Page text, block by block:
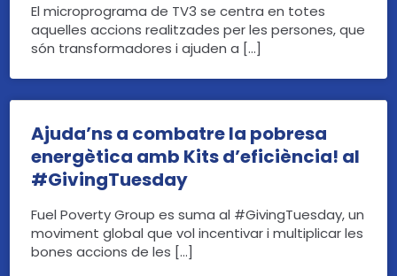
El microprograma de TV3 se centra en totes
aquelles accions realitzades per les persones, que
són transformadores i ajuden a […]
Ajuda’ns a combatre la pobresa
energètica amb Kits d’eficiència! al
#GivingTuesday
Fuel Poverty Group es suma al #GivingTuesday, un
moviment global que vol incentivar i multiplicar les
bones accions de les […]